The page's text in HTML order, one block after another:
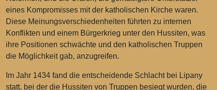
eines Kompromisses mit der katholischen Kirche waren.
Diese Meinungsverschiedenheiten führten zu internen
Konflikten und einem Bürgerkrieg unter den Hussiten, was
ihre Positionen schwächte und den katholischen Truppen
die Möglichkeit gab, anzugreifen.
Im Jahr 1434 fand die entscheidende Schlacht bei Lipany
statt, bei der die Hussiten von Truppen besiegt wurden, die